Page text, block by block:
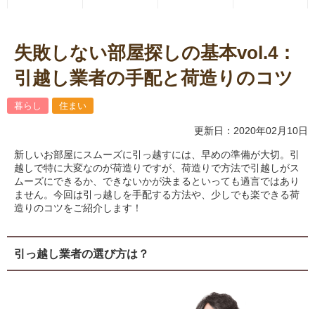
失敗しない部屋探しの基本vol.4：
引越し業者の手配と荷造りのコツ
暮らし 住まい
更新日：2020年02月10日
新しいお部屋にスムーズに引っ越すには、早めの準備が大切。引
越しで特に大変なのが荷造りですが、荷造りで方法で引越しがス
ムーズにできるか、できないかが決まるといっても過言ではあり
ません。今回は引っ越しを手配する方法や、少しでも楽できる荷
造りのコツをご紹介します！
引っ越し業者の選び方は？